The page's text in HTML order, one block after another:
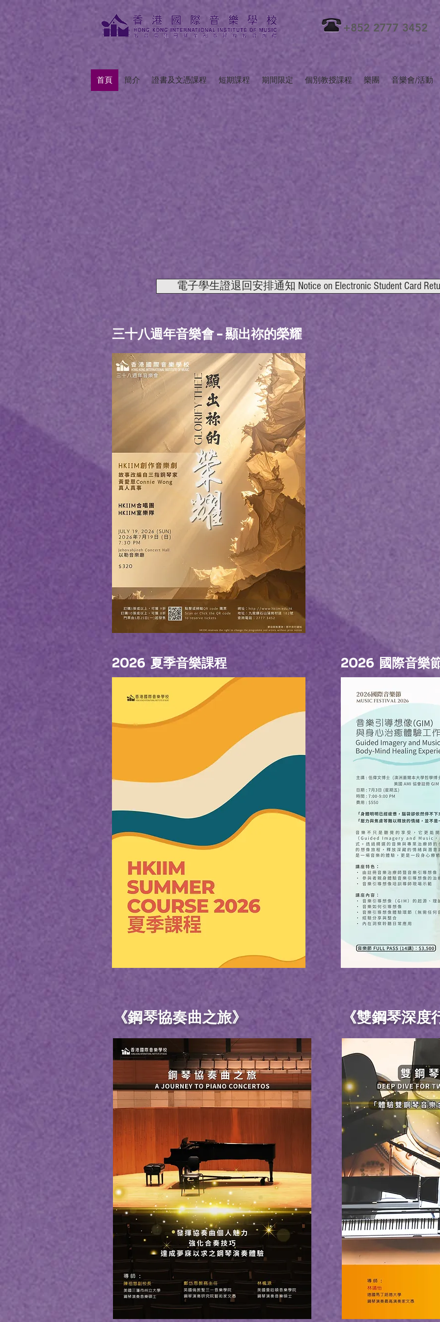
+852 2777 3452
首頁 簡介 證書及文憑課程 短期課程 期間限定 個別教授課程 樂團 音樂會/活動
電子學生證退回安排通知 Notice on Electronic Student Card
三十八週年音樂會 - 顯出祢的榮耀
2026 夏季音樂課程 2026 國際音樂
《鋼琴協奏曲之旅》 《雙鋼琴深度